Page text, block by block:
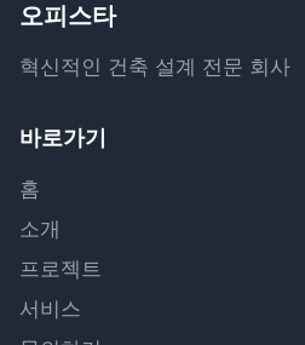
오피스타
혁신적인 건축 설계 전문 회사
바로가기
홈
소개
프로젝트
서비스